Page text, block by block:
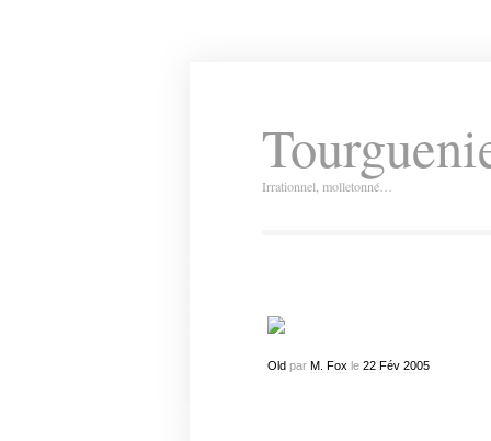
Irrationnel, molletonné…
Oldpar M. Fox le 22 Fév 2005